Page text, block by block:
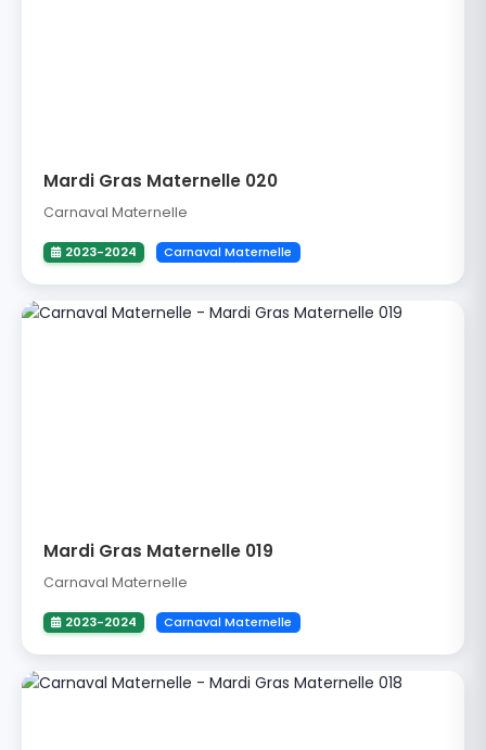
Mardi Gras Maternelle 020
Carnaval Maternelle
2023-2024 Carnaval Maternelle
Mardi Gras Maternelle 019
Carnaval Maternelle
2023-2024 Carnaval Maternelle